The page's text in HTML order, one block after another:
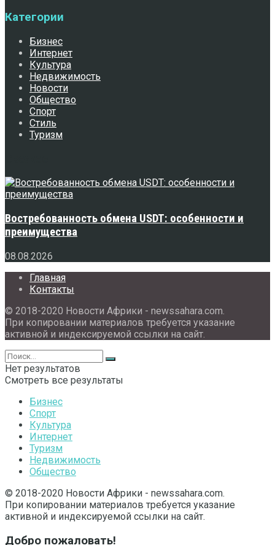
Категории
Бизнес
Интернет
Культура
Недвижимость
Новости
Общество
Спорт
Стиль
Туризм
Востребованность обмена USDT: особенности и
преимущества
08.08.2026
Главная
Контакты
© 2018-2020 Новости Африки - newssahara.com.
При копировании материалов требуется указание
активной и индексируемой ссылки на сайт.
Нет результатов
Смотреть все результаты
Бизнес
Спорт
Культура
Интернет
Туризм
Недвижимость
Общество
© 2018-2020 Новости Африки - newssahara.com.
При копировании материалов требуется указание
активной и индексируемой ссылки на сайт.
Добро пожаловать!